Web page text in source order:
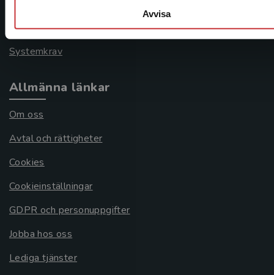
Avvisa
Frågor och svar
Köpvillkor
Systemkrav
Allmänna länkar
Om oss
Avtal och rättigheter
Cookies
Cookieinställningar
GDPR och personuppgifter
Jobba hos oss
Lediga tjänster